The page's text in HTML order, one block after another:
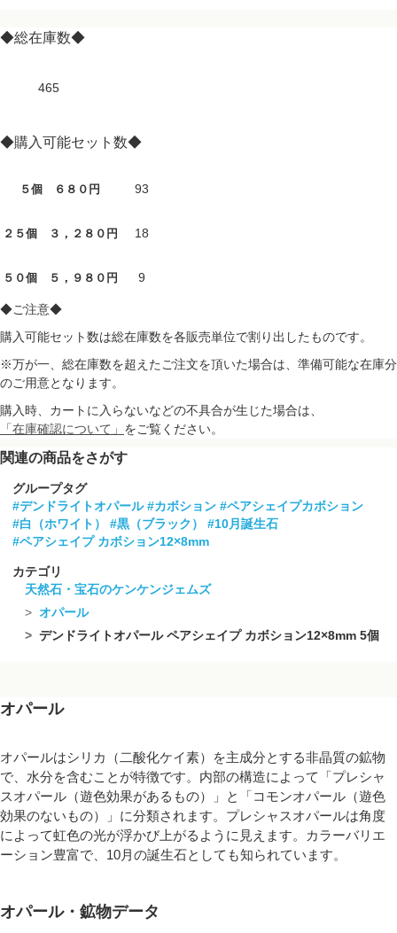
◆総在庫数◆
465
◆購入可能セット数◆
５個 ６８０円 93
２５個 ３，２８０円 18
５０個 ５，９８０円 9
◆ご注意◆
購入可能セット数は総在庫数を各販売単位で割り出したものです。
※万が一、総在庫数を超えたご注文を頂いた場合は、準備可能な在庫分
のご用意となります。
購入時、カートに入らないなどの不具合が生じた場合は、
「在庫確認について」 をご覧ください。
関連の商品をさがす
グループタグ
#デンドライトオパール #カボション #ペアシェイプカボション
#白（ホワイト）
#黒（ブラック）
#10月誕生石
#ペアシェイプ カボション12×8mm
カテゴリ
天然石・宝石のケンケンジェムズ
オパール
デンドライトオパール ペアシェイプ カボション12×8mm 5個
オパール
オパールはシリカ（二酸化ケイ素）を主成分とする非晶質の鉱物
で、水分を含むことが特徴です。内部の構造によって「プレシャ
スオパール（遊色効果があるもの）」と「コモンオパール（遊色
効果のないもの）」に分類されます。プレシャスオパールは角度
によって虹色の光が浮かび上がるように見えます。カラーバリエ
ーション豊富で、10月の誕生石としても知られています。
オパール・鉱物データ